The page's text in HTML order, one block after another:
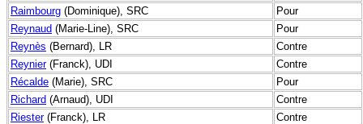
Raimbourg (Dominique), SRC
Pour
Reynaud (Marie-Line), SRC
Pour
Reynès (Bernard), LR
Contre
Reynier(Franck), UDI
Contre
Récalde (Marie), SRC
Pour
Richard (Arnaud), UDI
Contre
Riester(Franck), LR
Contre